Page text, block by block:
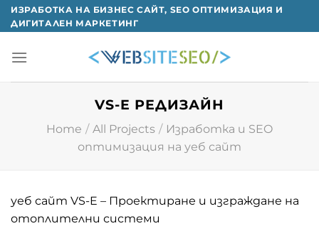
Skip
to
ИЗРАБОТКА НА БИЗНЕС САЙТ, SEO ОПТИМИЗАЦИЯ И
ДИГИТАЛЕН МАРКЕТИНГ
VS-E РЕДИЗАЙН
Home / All Projects / Изработка и SEO
оптимизация на уеб сайт
уеб сайт VS-E – Проектиране и изграждане на
отоплителни системи